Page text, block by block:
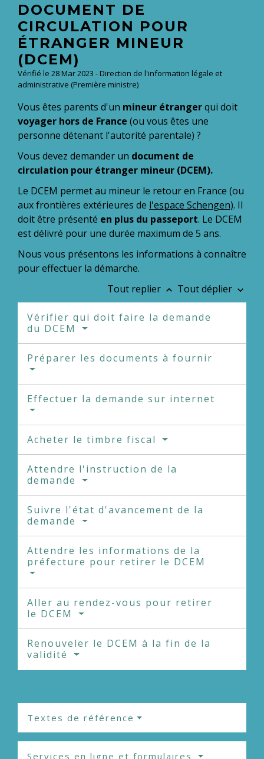
DOCUMENT DE
CIRCULATION POUR
ÉTRANGER MINEUR
(DCEM)
Vérifié le 28 Mar 2023 - Direction de l'information légale et
administrative (Première ministre)
Vous êtes parents d'un mineur étrangerqui doit
voyager hors de France (ou vous êtes une
personne détenant l'autorité parentale) ?
Vous devez demander un document de
circulation pour étranger mineur (DCEM).
Le DCEM permet au mineur le retour en France (ou
aux frontières extérieures de l'espace Schengen). Il
doit être présenté en plus du passeport. Le DCEM
est délivré pour une durée maximum de 5 ans.
Nous vous présentons les informations à connaître
pour effectuer la démarche.
Tout replier keyboard_arrow_up Tout déplier keyboard_arrow_down
Vérifier qui doit faire la demande
du DCEM
Préparer les documents à fournir
Effectuer la demande sur internet
Acheter le timbre fiscal
Attendre l'instruction de la
demande
Suivre l'état d'avancement de la
demande
Attendre les informations de la
préfecture pour retirer le DCEM
Aller au rendez-vous pour retirer
le DCEM
Renouveler le DCEM à la fin de la
validité
Textes de référence
Services en ligne et formulaires